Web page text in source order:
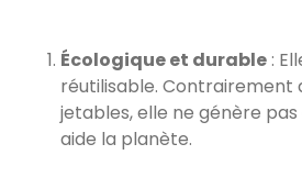
Écologique et durable :
réutilisable. Contrairement
jetables, elle ne génère
aide la planète.